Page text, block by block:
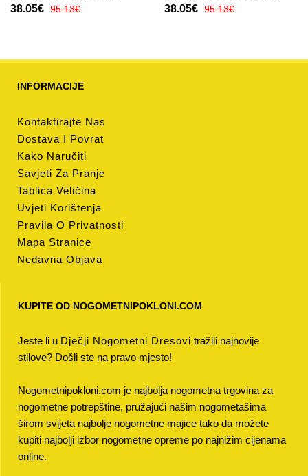
Žensko SP 2026 Kratak
38.05€ 95.13€
Žensko SP 2026 Kratak
38.05€ 95.13€
INFORMACIJE
Kontaktirajte Nas
Dostava I Povrat
Kako Naručiti
Savjeti Za Pranje
Tablica Veličina
Uvjeti Korištenja
Pravila O Privatnosti
Mapa Stranice
Nedavna Objava
KUPITE OD NOGOMETNIPOKLONI.COM
Jeste li u Dječji Nogometni Dresovi tražili najnovije
stilove? Došli ste na pravo mjesto!
Nogometnipokloni.com je najbolja nogometna trgovina za
nogometne potrepštine, pružajući našim nogometašima
širom svijeta najbolje nogometne majice tako da možete
kupiti najbolji izbor nogometne opreme po najnižim cijenama
online.